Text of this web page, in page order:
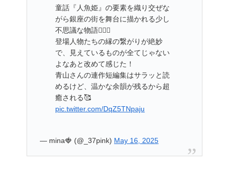
童話『人魚姫』の要素を織り交ぜな
がら銀座の街を舞台に描かれる少し
不思議な物語🧜🏻‍♀️
登場人物たちの縁の繋がりが絶妙
で、見えているものが全てじゃない
よなあと改めて感じた！
青山さんの連作短編集はサラッと読
めるけど、温かな余韻が残るから超
癒される🥰
pic.twitter.com/DqZ5TNpaju
— mina🍓 (@_37pink) May 16, 2025